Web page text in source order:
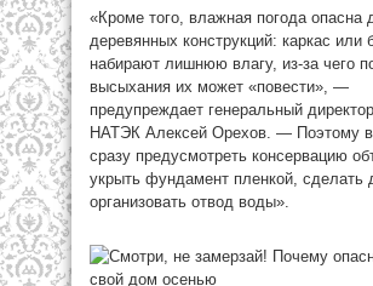
«Кроме того, влажная погода опасна
деревянных конструкций: каркас или
набирают лишнюю влагу, из-за чего
высыхания их может «повести», —
предупреждает генеральный
НАТЭК Алексей Орехов. — Поэтому
сразу предусмотреть консервацию
укрыть фундамент пленкой, сделать
организовать отвод воды».